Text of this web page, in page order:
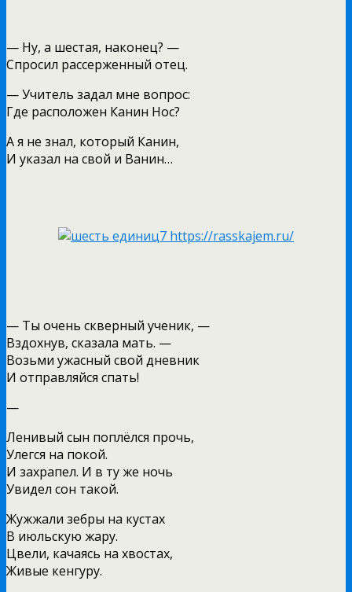
— Ну, а шестая, наконец? —
Спросил рассерженный отец.
— Учитель задал мне вопрос:
Где расположен Канин Нос?
А я не знал, который Канин,
И указал на свой и Ванин…
— Ты очень скверный ученик, —
Вздохнув, сказала мать. —
Возьми ужасный свой дневник
И отправляйся спать!
—
Ленивый сын поплёлся прочь,
Улегся на покой.
И захрапел. И в ту же ночь
Увидел сон такой.
Жужжали зебры на кустах
В июльскую жару.
Цвели, качаясь на хвостах,
Живые кенгуру.